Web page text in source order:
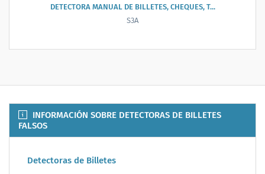
DETECTORA MANUAL DE BILLETES, CHEQUES, T...
S3A
INFORMACIÓN SOBRE DETECTORAS DE BILLETES
FALSOS
Detectoras de Billetes